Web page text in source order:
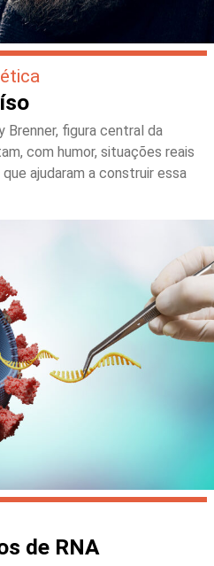
Brenner, figura central da
com humor, situações reais
ajudaram a construir essa
de RNA